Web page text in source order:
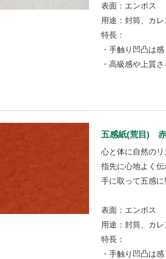
表面：エンボス
用途：封筒、カ
特長：
・手触り凹凸は
・高級感や上質
五感紙(荒目) 赤
心と体に自然のリ
指先に心地よく伝
手に取って五感に
表面：エンボス
用途：封筒、カ
特長：
・手触り凹凸は